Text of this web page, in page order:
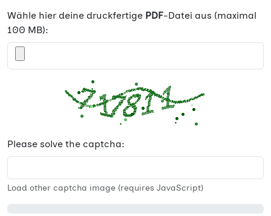
Wähle hier deine druckfertige PDF-Datei aus (maximal
100 MB):
Please solve the captcha:
Load other captcha image (requires JavaScript)